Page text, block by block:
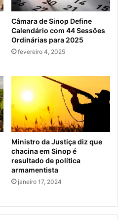
Câmara de Sinop Define
Calendário com 44 Sessões
Ordinárias para 2025
fevereiro 4, 2025
Ministro da Justiça diz que
chacina em Sinop é
resultado de política
armamentista
janeiro 17, 2024